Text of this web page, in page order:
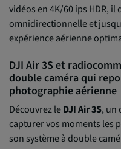
vidéos en 4K/60 ips HDR,
omnidirectionnelle et
expérience aérienne
DJI Air 3S et
double caméra qui
photographie aérienne
Découvrez leDJI Air 3S, un
capturer vos moments les
son système à double